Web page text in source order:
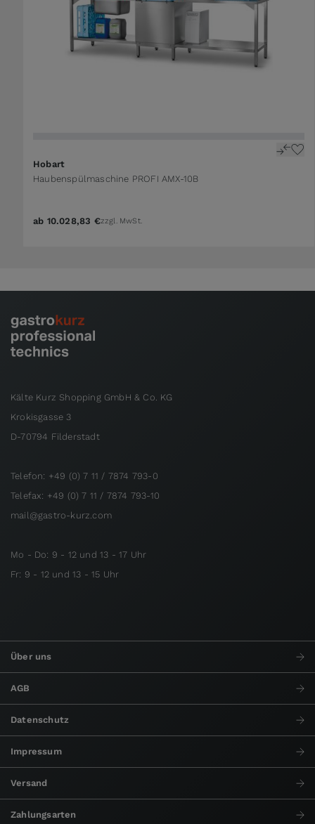
Hobart
Haubenspülmaschine PROFI AMX-10B
The price depends on the options chosen on the
ab 10.028,83 €zzgl. MwSt.
Kälte Kurz Shopping GmbH & Co. KG
Krokisgasse 3
D-70794 Filderstadt
Telefon: +49 (0) 7 11 / 7874 793-0
Telefax: +49 (0) 7 11 / 7874 793-10
mail@gastro-kurz.com
Mo - Do: 9 - 12 und 13 - 17 Uhr
Fr: 9 - 12 und 13 - 15 Uhr
Über uns
AGB
Datenschutz
Impressum
Versand
Zahlungsarten